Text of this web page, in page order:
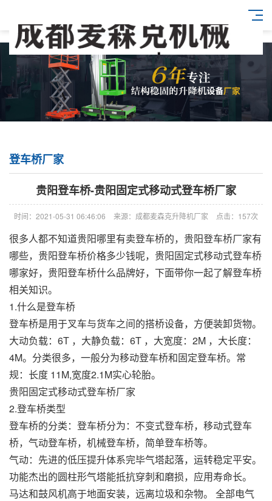
登车桥厂家
贵阳登车桥-贵阳固定式移动式登车桥厂家
时间：2021-05-31 06:46:06 来源：成都麦森克升降机厂家 点击：157次
很多人都不知道贵阳哪里有卖登车桥的，贵阳登车桥厂家有
哪些，贵阳登车桥价格多少钱呢，贵阳固定式移动式登车桥
哪家好，贵阳登车桥什么品牌好，下面带你一起了解登车桥
相关知识。
1.什么是登车桥
登车桥是用于叉车与货车之间的搭桥设备，方便装卸货物。
大动负载：6T ，大静负载：6T ，大宽度：2M ，大长度：
4M。分类很多，一般分为移动登车桥和固定登车桥。常
规：长度 11M,宽度2.1M实心轮胎。
贵阳固定式移动式登车桥厂家
2.登车桥类型
登车桥的分类：登车桥分为：不变式登车桥，移动式登车
桥，气动登车桥，机械登车桥，简单登车桥等。
气动：先进的低压提升体系完毕气塔起落，运转稳定平安。
功能杰出的圆柱形气塔能抵抗穿刺和磨损，应用寿命长。
马达和鼓风机高于地面安装，远离垃圾和杂物。 全部电气